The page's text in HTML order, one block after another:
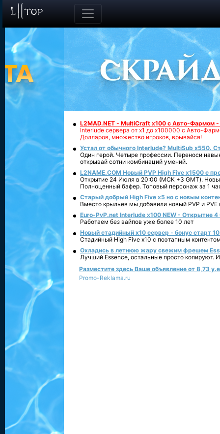
L2MAD.NET - MultiCraft x100 с Авто-Фармом
Interlude сервера от х1 до х100000 с Авто-
Долларов, множество игроков, врывайся!
Устал от обычного Interlude? MultiSub x550.
Один герой. Четыре профессии. Переноси
открывай сотни комбинаций умений.
L2NAME.COM Новый PVP High Five x1500 с
Открытие 24 Июля в 20:00 (МСК +3 GMT).
Полноценный бафер. Топовый персонаж за 1
Старый добрый High Five x5 но с новым
Вместо крыльев мы добавили новый PVP и PVE
Euro-PvP.net Interlude х100 NEW - Открытие 4
Работаем без вайпов уже более 10 лет
Новый стадийный х10 сервер - бонус старт
Стадийный High Five x10 с поэтапным
Охладись в летнюю жару свежим фрешем
Лучший Essence, остальные просто копируют.
Разместите здесь Ваше объявление от 8,73
Promo-Reklama.ru